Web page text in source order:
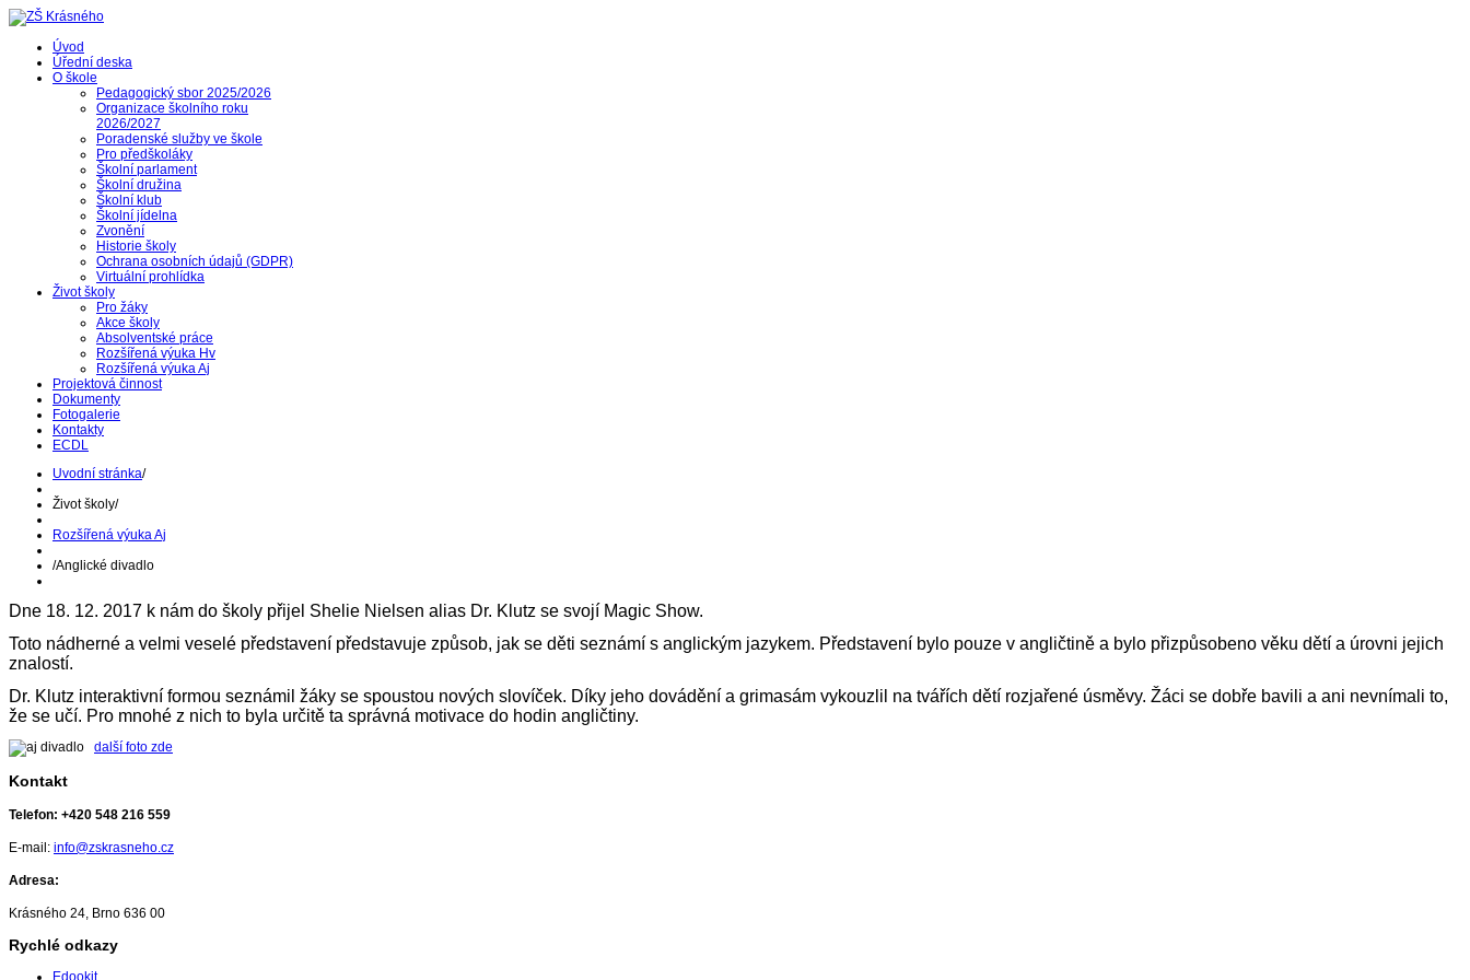
Úvod
Úřední deska
O škole
Pedagogický sbor 2025/2026
Organizace školního roku
2026/2027
Poradenské služby ve škole
Pro předškoláky
Školní parlament
Školní družina
Školní klub
Školní jídelna
Zvonění
Historie školy
Ochrana osobních údajů (GDPR)
Virtuální prohlídka
Život školy
Pro žáky
Akce školy
Absolventské práce
Rozšířená výuka Hv
Rozšířená výuka Aj
Projektová činnost
Dokumenty
Fotogalerie
Kontakty
ECDL
Uvodní stránka/
Život školy/
Rozšířená výuka Aj
/Anglické divadlo
Dne 18. 12. 2017 k nám do školy přijel Shelie Nielsen alias Dr. Klutz se svojí Magic Show.
Toto nádherné a velmi veselé představení představuje způsob, jak se děti seznámí s anglickým jazykem. Představení bylo pouze v angličtině a bylo přizpůsobeno věku dětí a úrovni jejich
znalostí.
Dr. Klutz interaktivní formou seznámil žáky se spoustou nových slovíček. Díky jeho dovádění a grimasám vykouzlil na tvářích dětí rozjařené úsměvy. Žáci se dobře bavili a ani nevnímali to,
že se učí. Pro mnohé z nich to byla určitě ta správná motivace do hodin angličtiny.
další foto zde
Kontakt
Telefon: +420 548 216 559
E-mail: info@zskrasneho.cz
Adresa:
Krásného 24, Brno 636 00
Rychlé odkazy
Edookit